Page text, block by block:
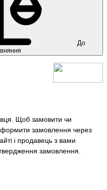
До
Щоб замовити чи
замовлення через
і продавець з вами
замовлення.